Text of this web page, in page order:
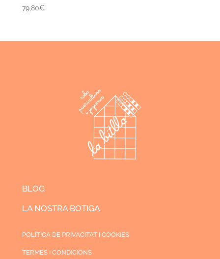
79,80€
BLOG
LA NOSTRA BOTIGA
POLÍTICA DE PRIVACITAT I COOKIES
TERMES I CONDICIONS